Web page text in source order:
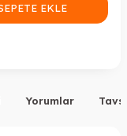
EKLE
Yorumlar